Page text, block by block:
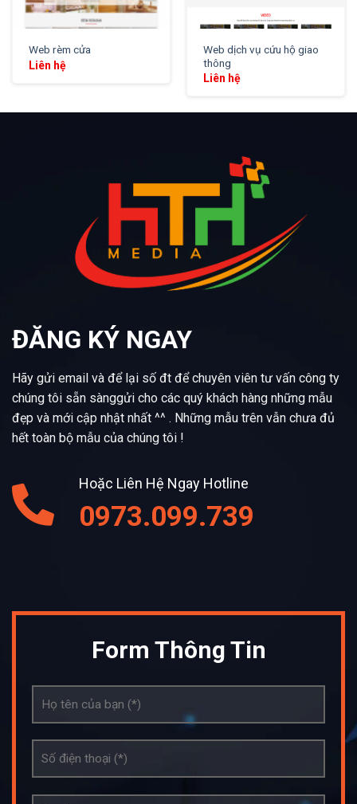
Web rèm cửa
Liên hệ
Web dịch vụ cứu hộ giao
thông
Liên hệ
ĐĂNG KÝ NGAY
Hãy gửi email và để lại số đt để chuyên viên tư vấn công ty
chúng tôi sẵn sànggửi cho các quý khách hàng những mẫu
đẹp và mới cập nhật nhất ^^ . Những mẫu trên vẫn chưa đủ
hết toàn bộ mẫu của chúng tôi !
Hoặc Liên Hệ Ngay Hotline
0973.099.739
Form Thông Tin